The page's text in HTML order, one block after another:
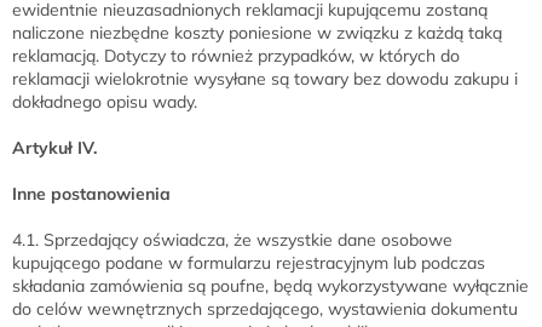
ewidentnie nieuzasadnionych reklamacji kupującemu zostaną
naliczone niezbędne koszty poniesione w związku z każdą taką
reklamacją. Dotyczy to również przypadków, w których do
reklamacji wielokrotnie wysyłane są towary bez dowodu zakupu i
dokładnego opisu wady.
Artykuł IV.
Inne postanowienia
4.1. Sprzedający oświadcza, że wszystkie dane osobowe
kupującego podane w formularzu rejestracyjnym lub podczas
składania zamówienia są poufne, będą wykorzystywane wyłącznie
do celów wewnętrznych sprzedającego, wystawienia dokumentu